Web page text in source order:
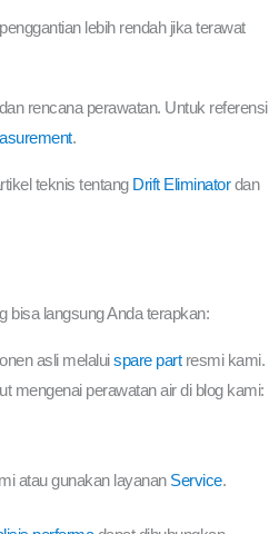
lebih rendah jika terawat
rencana perawatan. Untuk referensi
.
teknis tentang Drift Eliminatordan
bisa langsung Anda terapkan:
asli melaluispare partresmi kami.
mengenai perawatan air di blog kami:
atau gunakan layanan Service.